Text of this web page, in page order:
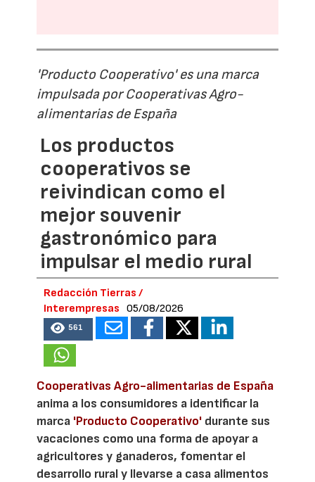
'Producto Cooperativo' es una marca
impulsada por Cooperativas Agro-
alimentarias de España
Los productos
cooperativos se
reivindican como el
mejor souvenir
gastronómico para
impulsar el medio rural
Redacción Tierras /
Interempresas
05/08/2026
561
Cooperativas Agro-alimentarias de España
anima a los consumidores a identificar la
marca 'Producto Cooperativo' durante sus
vacaciones como una forma de apoyar a
agricultores y ganaderos, fomentar el
desarrollo rural y llevarse a casa alimentos